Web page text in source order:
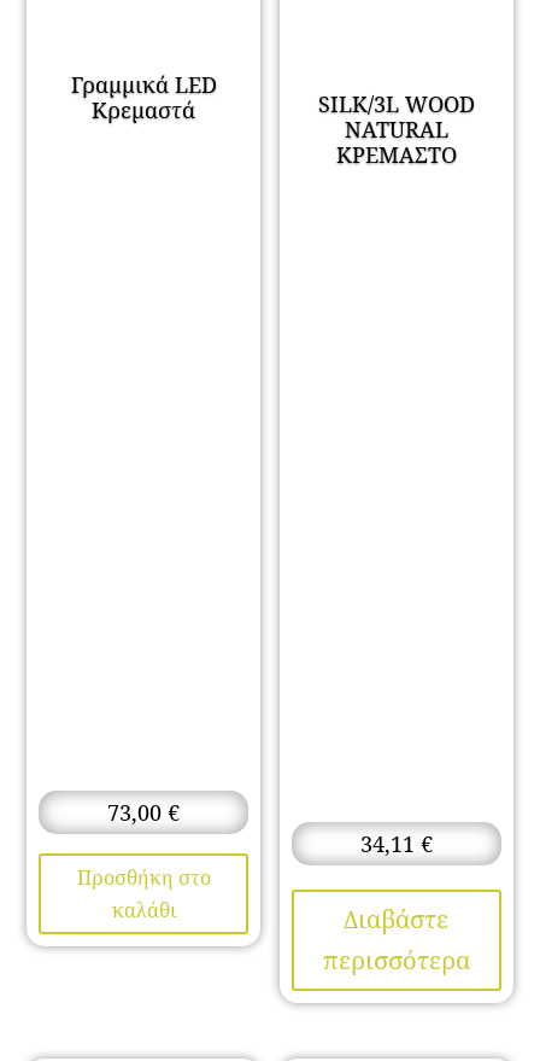
Γραμμικά LED
Κρεμαστά
73,00€
Προσθήκη στο
καλάθι
SILK/3L WOOD
NATURAL
ΚΡΕΜΑΣΤΟ
34,11 €
Διαβάστε
περισσότερα